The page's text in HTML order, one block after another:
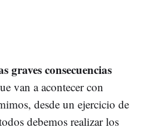
graves consecuencias
van a acontecer con
desde un ejercicio de
debemos realizar los